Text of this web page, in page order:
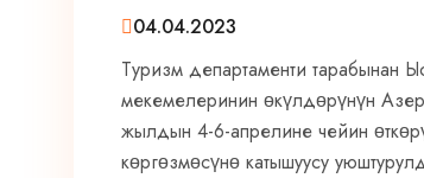
04.04.2023
Туризм департаменти тарабынан
мекемелеринин өкүлдөрүнүн
жылдын 4-6-апрелине чейин
көргөзмөсүнө катышуусу